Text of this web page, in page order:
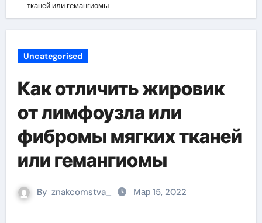
тканей или гемангиомы
Uncategorised
Как отличить жировик
от лимфоузла или
фибромы мягких тканей
или гемангиомы
By znakcomstva_ Мар 15, 2022